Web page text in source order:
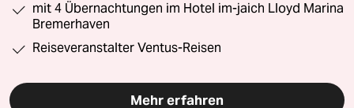
mit 4 Übernachtungen im Hotel im-jaich Lloyd Marina
Bremerhaven
Reiseveranstalter Ventus-Reisen
Mehr erfahren